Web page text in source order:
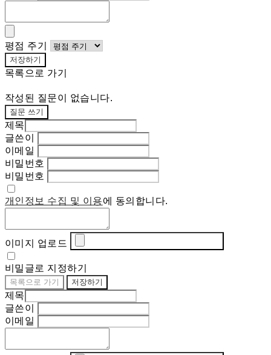
평점 주기
저장하기
목록으로 가기
작성된 질문이 없습니다.
질문 쓰기
제목
글쓴이
이메일
비밀번호
비밀번호
개인정보 수집 및 이용에 동의합니다.
이미지 업로드
비밀글로 지정하기
목록으로 가기 저장하기
제목
글쓴이
이메일